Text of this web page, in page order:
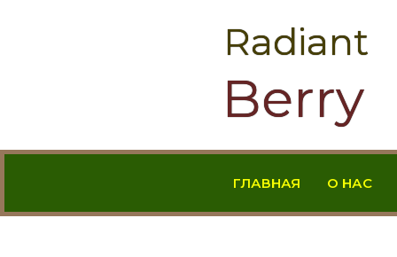
Radiant
Berry
ГЛАВНАЯ О НАС